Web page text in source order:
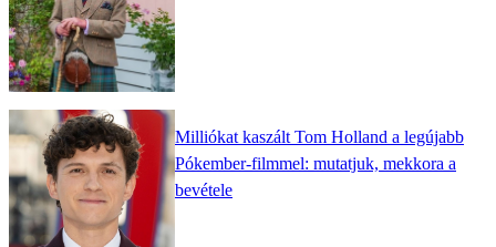
Milliókat kaszált Tom Holland a legújabb
Pókember-filmmel: mutatjuk, mekkora a
bevétele